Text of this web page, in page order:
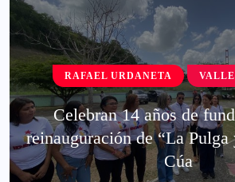
RAFAEL URDANETA
Celebran 14 años de
reinauguración de “La
Cúa